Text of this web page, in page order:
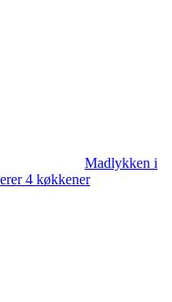
Madlykken i
4 køkkener